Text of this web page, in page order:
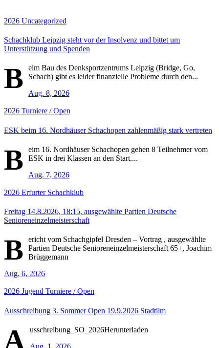
2026 Uncategorized
Schachklub Leipzig steht vor der Insolvenz und bittet um
Unterstützung und Spenden
B
eim Bau des Denksportzentrums Leipzig (Bridge, Go,
Schach) gibt es leider finanzielle Probleme durch den...
Aug. 8, 2026
2026 Turniere / Open
ESK beim 16. Nordhäuser Schachopen zahlenmäßig stark vertreten
B
eim 16. Nordhäuser Schachopen gehen 8 Teilnehmer vom
ESK in drei Klassen an den Start....
Aug. 7, 2026
2026 Erfurter Schachklub
Freitag 14.8.2026, 18:15, ausgewählte Partien Deutsche
Senioreneinzelmeisterschaft
B
ericht vom Schachgipfel Dresden – Vortrag , ausgewählte
Partien Deutsche Senioreneinzelmeisterschaft 65+, Joachim
Brüggemann
Aug. 6, 2026
2026 Jugend Turniere / Open
Ausschreibung 3. Sommer Open 19.9.2026 Stadtilm
A usschreibung_SO_2026Herunterladen
Aug. 1, 2026